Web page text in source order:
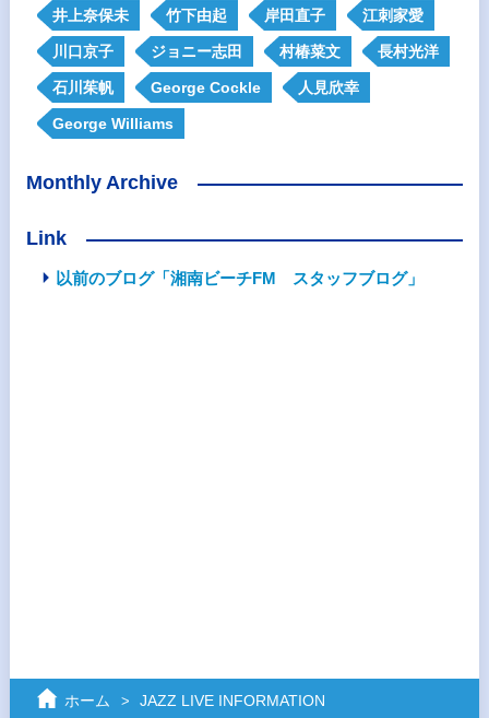
井上奈保未 竹下由起 岸田直子 江刺家愛
川口京子 ジョニー志田 村椿菜文 長村光洋
石川茱帆 George Cockle 人見欣幸
George Williams
Monthly Archive
Link
以前のブログ「湘南ビーチFM スタッフブログ」
ホーム JAZZ LIVE INFORMATION